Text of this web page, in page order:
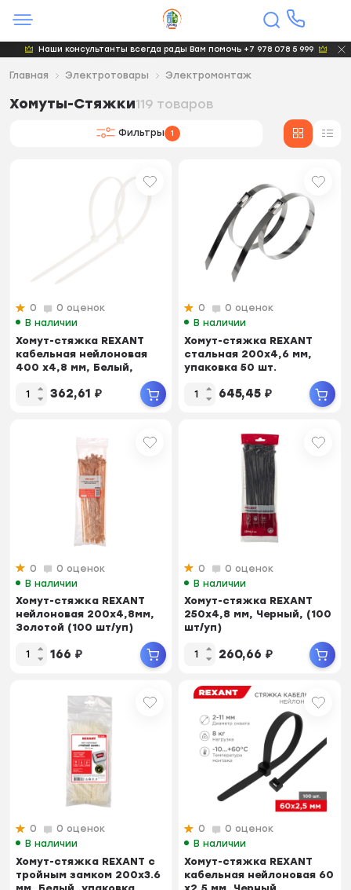
Наши консультанты всегда рады Вам помочь +7 978 078 5 999
Главная Электротовары Электромонтаж
Хомуты-Стяжки119 товаров
Фильтры 1
0
0 оценок
В наличии
Хомут-стяжка REXANT
кабельная нейлоновая
400 x4,8 мм, Белый,
362,61 ₽
0
0 оценок
В наличии
Хомут-стяжка REXANT
стальная 200x4,6 мм,
упаковка 50 шт.
645,45 ₽
0
0 оценок
В наличии
Хомут-стяжкa REXANT
нейлоновая 200x4,8мм,
Золотой (100 шт/уп)
166 ₽
0
0 оценок
В наличии
Хомут-стяжка REXANT
250x4,8 мм, Черный, (100
шт/уп)
260,66 ₽
0
0 оценок
В наличии
Хомут-стяжкa REXANT с
тройным замком 200x3.6
мм, Белый, упаковка
0
0 оценок
В наличии
Хомут-стяжка REXANT
кабельная нейлоновая 60
x2,5 мм, Черный,